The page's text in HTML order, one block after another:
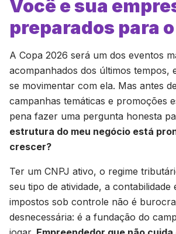
Você e sua
preparados para
A Copa 2026 será um dos eventos
acompanhados dos últimos tempos,
se movimentar com ela. Mas antes
campanhas temáticas e promoções
pena fazer uma pergunta honesta
estrutura do meu negócio está
crescer?
Ter um CNPJ ativo, o regime
seu tipo de atividade, a contabilidade
impostos sob controle não é
desnecessária: é a fundação do